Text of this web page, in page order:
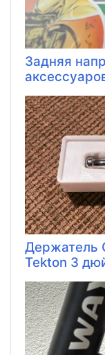
Задняя
Держатель
Tekton 3